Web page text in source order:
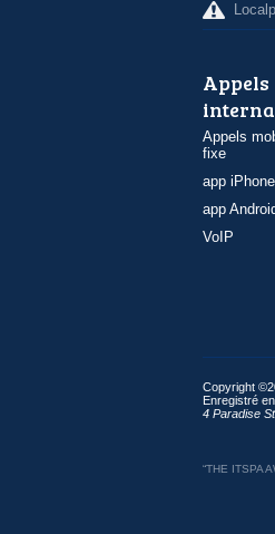
Appels
Appels
fixe
app iPhone
app
VoIP
Copyright
Enregistré
4 Paradise
“THE ITSPA